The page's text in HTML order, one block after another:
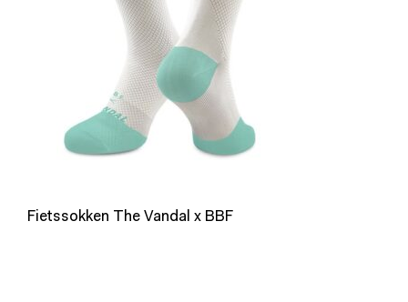
Fietssokken The Vandal x BBF